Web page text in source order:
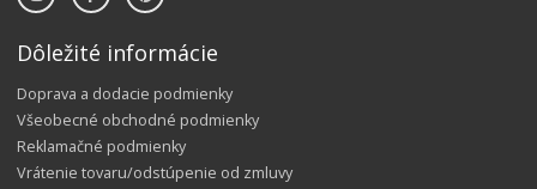
Dôležité informácie
Doprava a dodacie podmienky
Všeobecné obchodné podmienky
Reklamačné podmienky
Vrátenie tovaru/odstúpenie od zmluvy